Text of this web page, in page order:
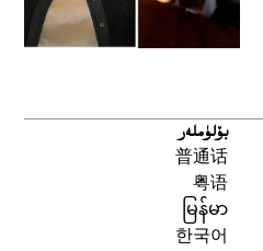
بۆلۈملەر
普通话
粤语
မြန်မာ
한국어